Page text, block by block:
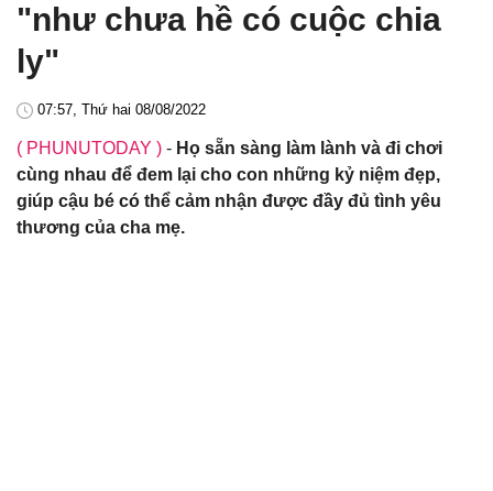
"như chưa hề có cuộc chia
ly"
07:57, Thứ hai 08/08/2022
( PHUNUTODAY ) - Họ sẵn sàng làm lành và đi chơi
cùng nhau để đem lại cho con những kỷ niệm đẹp,
giúp cậu bé có thể cảm nhận được đầy đủ tình yêu
thương của cha mẹ.